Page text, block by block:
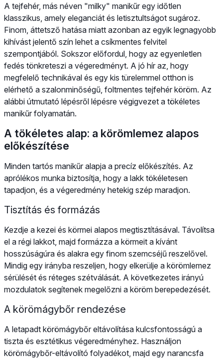
A tejfehér, más néven "milky" manikűr egy időtlen
klasszikus, amely eleganciát és letisztultságot sugároz.
Finom, áttetsző hatása miatt azonban az egyik legnagyobb
kihívást jelentő szín lehet a csíkmentes felvitel
szempontjából. Sokszor előfordul, hogy az egyenletlen
fedés tönkreteszi a végeredményt. A jó hír az, hogy
megfelelő technikával és egy kis türelemmel otthon is
elérhető a szalonminőségű, foltmentes tejfehér köröm. Az
alábbi útmutató lépésről lépésre végigvezet a tökéletes
manikűr folyamatán.
A tökéletes alap: a körömlemez alapos
előkészítése
Minden tartós manikűr alapja a precíz előkészítés. Az
aprólékos munka biztosítja, hogy a lakk tökéletesen
tapadjon, és a végeredmény hetekig szép maradjon.
Tisztítás és formázás
Kezdje a kezei és körmei alapos megtisztításával. Távolítsa
el a régi lakkot, majd formázza a körmeit a kívánt
hosszúságúra és alakra egy finom szemcséjű reszelővel.
Mindig egy irányba reszeljen, hogy elkerülje a körömlemez
sérülését és réteges szétválását. A következetes irányú
mozdulatok segítenek megelőzni a köröm berepedezését.
A körömágybőr rendezése
A letapadt körömágybőr eltávolítása kulcsfontosságú a
tiszta és esztétikus végeredményhez. Használjon
körömágybőr-eltávolító folyadékot, majd egy narancsfa